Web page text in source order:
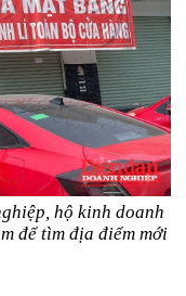
hộ kinh doanh
để tìm địa điểm mới